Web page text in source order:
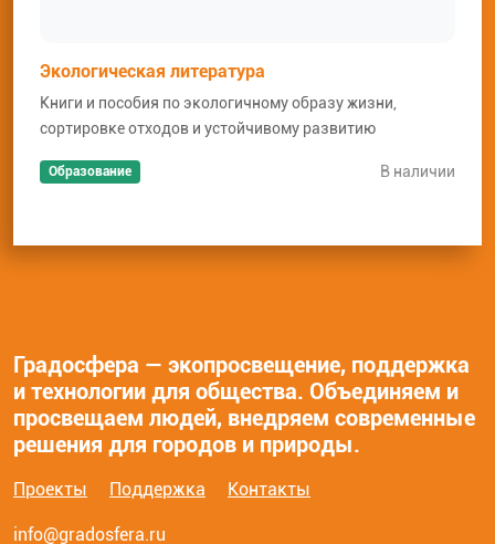
Экологическая литература
Книги и пособия по экологичному образу жизни,
сортировке отходов и устойчивому развитию
Образование В наличии
Градосфера — экопросвещение, поддержка
и технологии для общества. Объединяем и
просвещаем людей, внедряем современные
решения для городов и природы.
Проекты Поддержка Контакты
info@gradosfera.ru